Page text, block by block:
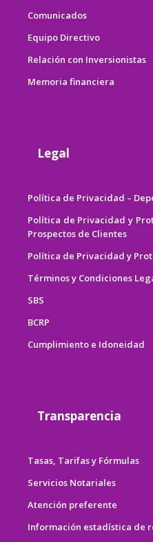
Comunicados
Equipo Directivo
Relación con Inversionistas
Memoria financiera
Legal
Política de Privacidad –
Política de Privacidad y
Prospectos de Clientes
Política de Privacidad y
Términos y Condiciones
SBS
BCRP
Cumplimiento e Idoneidad
Transparencia
Tasas, Tarifas y Fórmulas
Servicios Notariales
Atención preferente
Información estadística de